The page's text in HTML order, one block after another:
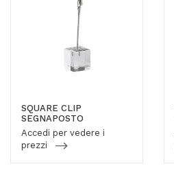
SQUARE CLIP
SEGNAPOSTO
Accedi per vedere i
prezzi